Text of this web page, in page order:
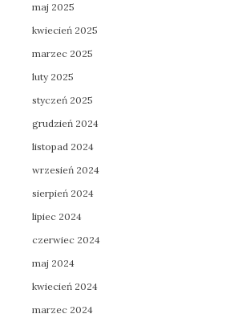
maj 2025
kwiecień 2025
marzec 2025
luty 2025
styczeń 2025
grudzień 2024
listopad 2024
wrzesień 2024
sierpień 2024
lipiec 2024
czerwiec 2024
maj 2024
kwiecień 2024
marzec 2024